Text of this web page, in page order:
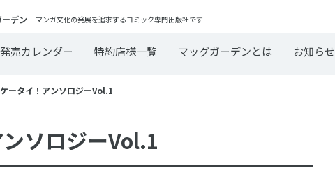
デン マンガ文化の発展を追求するコミック専門出版社です
発売カレンダー 特約店様一覧 マッグガーデンとは お知らせ
ータイ！アンソロジーVol.1
ソロジーVol.1